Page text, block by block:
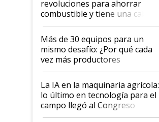
revoluciones para ahorrar
combustible y tiene una cabina
que parece una computadora:
lo último en el mundo,
disponible en Argentina
Más de 30 equipos para un
mismo desafío: ¿Por qué cada
vez más productores
incorporan fertilizante bajo
tierra?
La IA en la maquinaria agrícola:
lo último en tecnología para el
campo llegó al Congreso
Aapresid 2026